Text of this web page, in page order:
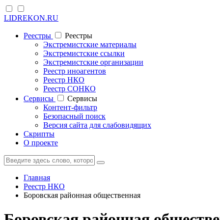
LIDREKON.RU
Реестры
Реестры
Экстремистские материалы
Экстремистские ссылки
Экстремистские организации
Реестр иноагентов
Реестр НКО
Реестр СОНКО
Cервисы
Cервисы
Контент-фильтр
Безопасный поиск
Версия сайта для слабовидящих
Скрипты
О проекте
Главная
Реестр НКО
Боровская районная общественная